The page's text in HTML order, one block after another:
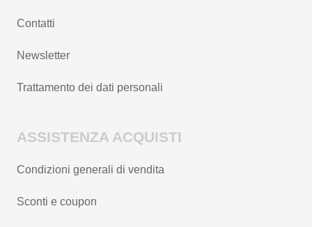
Contatti
Newsletter
Trattamento dei dati personali
ASSISTENZA ACQUISTI
Condizioni generali di vendita
Sconti e coupon